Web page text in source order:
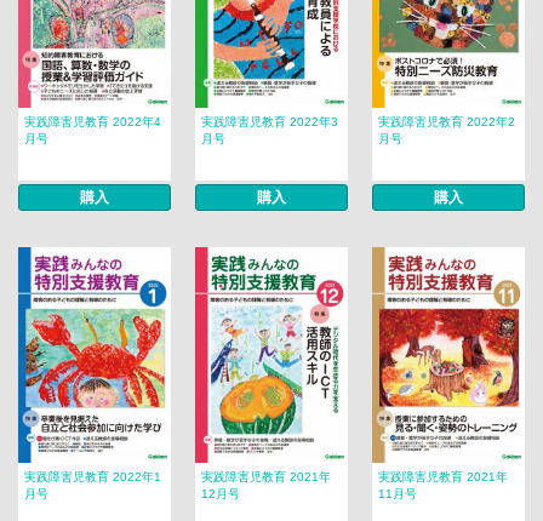
実践障害児教育 2022年4
月号
購入
実践障害児教育 2022年3
月号
購入
実践障害児教育 2022年2
月号
購入
実践障害児教育 2022年1
月号
実践障害児教育 2021年
12月号
実践障害児教育 2021年
11月号